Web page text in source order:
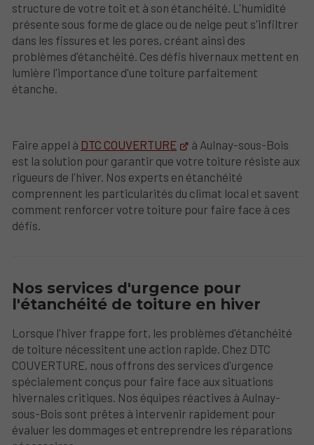
structure de votre toit et à son étanchéité. L'humidité
présente sous forme de glace ou de neige peut s'infiltrer
dans les fissures et les pores, créant ainsi des
problèmes d'étanchéité. Ces défis hivernaux mettent en
lumière l'importance d'une toiture parfaitement
étanche.
Faire appel à DTC COUVERTURE
à Aulnay-sous-Bois
est la solution pour garantir que votre toiture résiste aux
rigueurs de l'hiver. Nos experts en étanchéité
comprennent les particularités du climat local et savent
comment renforcer votre toiture pour faire face à ces
défis.
Nos services d'urgence pour
l'étanchéité de toiture en hiver
Lorsque l'hiver frappe fort, les problèmes d'étanchéité
de toiture nécessitent une action rapide. Chez DTC
COUVERTURE, nous offrons des services d'urgence
spécialement conçus pour faire face aux situations
hivernales critiques. Nos équipes réactives à Aulnay-
sous-Bois sont prêtes à intervenir rapidement pour
évaluer les dommages et entreprendre les réparations